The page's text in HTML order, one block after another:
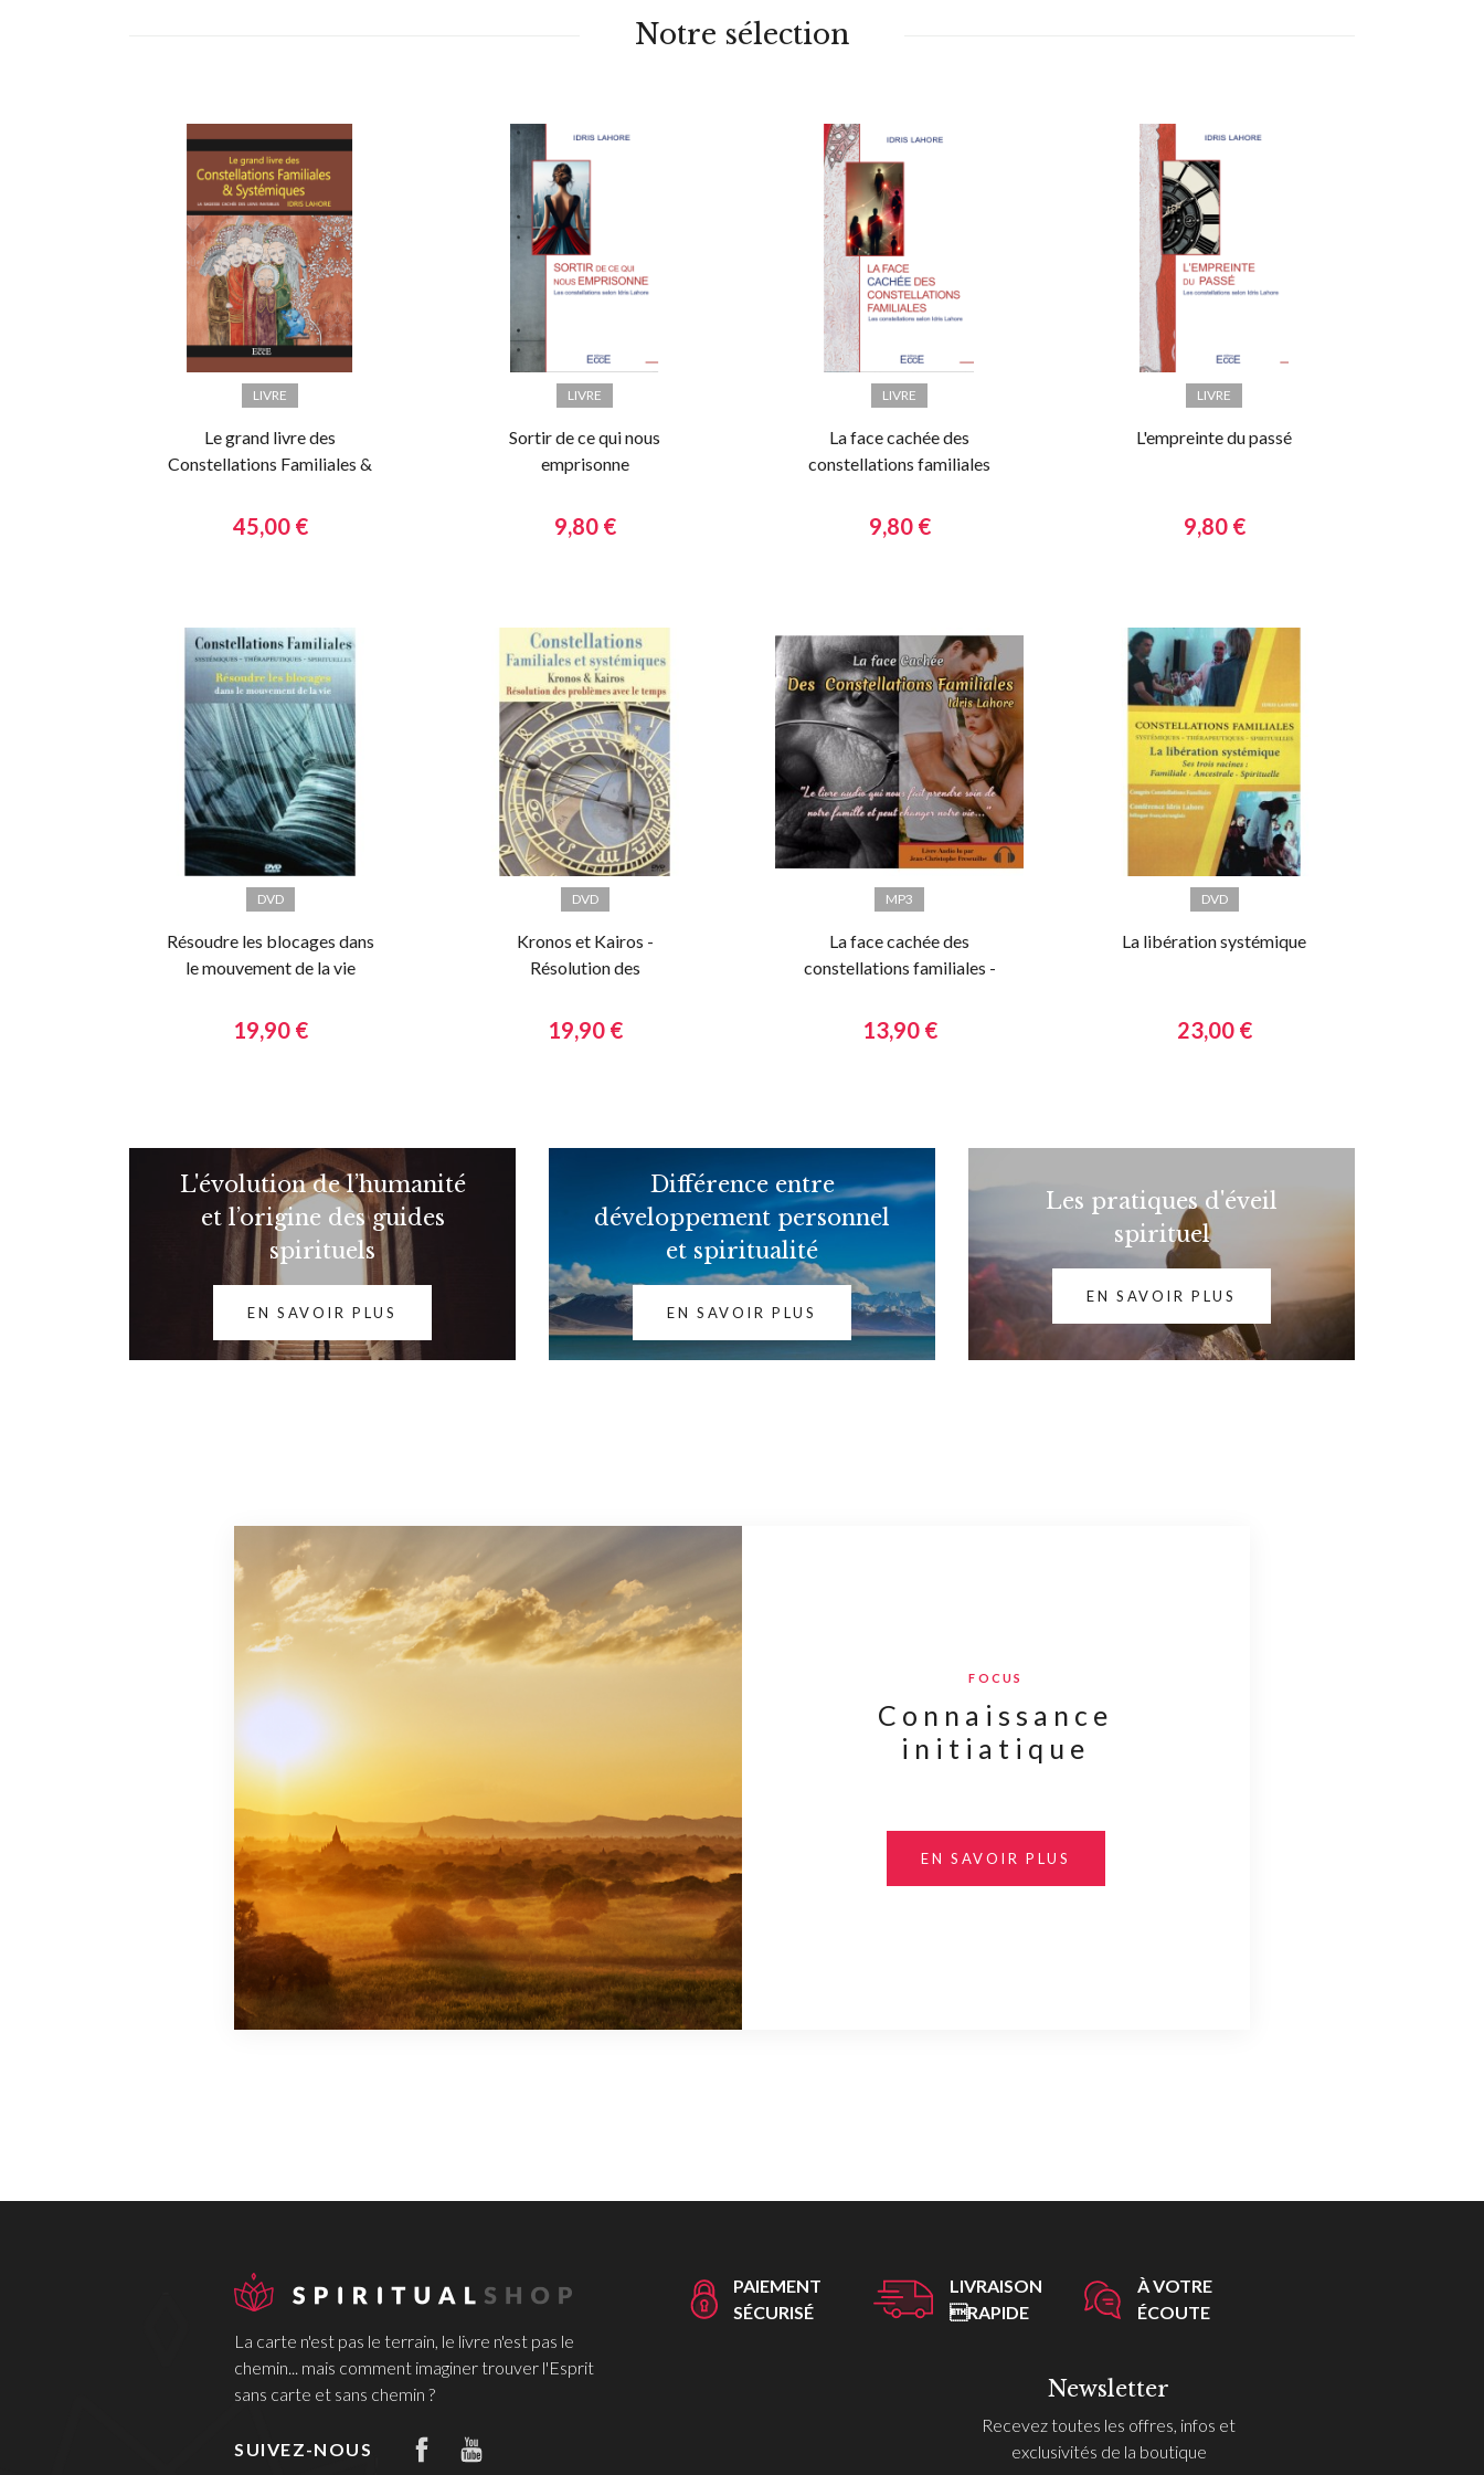
Notre sélection
LIVRE
Le grand livre des
Constellations Familiales &
cachée des liens invisibles
45,00 €
LIVRE
Sortir de ce qui nous
emprisonne
9,80 €
LIVRE
La face cachée des
constellations familiales
9,80 €
LIVRE
L'empreinte du passé
9,80 €
DVD
Résoudre les blocages dans
le mouvement de la vie
19,90 €
DVD
Kronos et Kairos -
Résolution des
temps
19,90 €
MP3
La face cachée des
constellations familiales -
13,90 €
DVD
La libération systémique
23,00 €
L'évolution de l’humanité
et l’origine des guides
spirituels
EN SAVOIR PLUS
Différence entre
développement personnel
et spiritualité
EN SAVOIR PLUS
Les pratiques d'éveil
spirituel
EN SAVOIR PLUS
FOCUS
Connaissance
initiatique
EN SAVOIR PLUS
La carte n'est pas le terrain, le livre n'est pas le
chemin... mais comment imaginer trouver l'Esprit
sans carte et sans chemin ?
SUIVEZ-NOUS
PAIEMENT
SÉCURISÉ
LIVRAISON
RAPIDE
À VOTRE
ÉCOUTE
Newsletter
Recevez toutes les offres, infos et
exclusivités de la boutique